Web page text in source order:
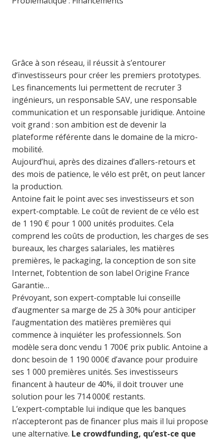
Grâce à son réseau, il réussit à s’entourer
d’investisseurs pour créer les premiers prototypes.
Les financements lui permettent de recruter 3
ingénieurs, un responsable SAV, une responsable
communication et un responsable juridique. Antoine
voit grand : son ambition est de devenir la
plateforme référente dans le domaine de la micro-
mobilité.
Aujourd’hui, après des dizaines d’allers-retours et
des mois de patience, le vélo est prêt, on peut lancer
la production.
Antoine fait le point avec ses investisseurs et son
expert-comptable. Le coût de revient de ce vélo est
de 1 190 € pour 1 000 unités produites. Cela
comprend les coûts de production, les charges de ses
bureaux, les charges salariales, les matières
premières, le packaging, la conception de son site
Internet, l’obtention de son label Origine France
Garantie…
Prévoyant, son expert-comptable lui conseille
d’augmenter sa marge de 25 à 30% pour anticiper
l’augmentation des matières premières qui
commence à inquiéter les professionnels. Son
modèle sera donc vendu 1 700€ prix public. Antoine a
donc besoin de 1 190 000€ d’avance pour produire
ses 1 000 premières unités. Ses investisseurs
financent à hauteur de 40%, il doit trouver une
solution pour les 714 000€ restants.
L’expert-comptable lui indique que les banques
n’accepteront pas de financer plus mais il lui propose
une alternative. Le crowdfunding, qu’est-ce que